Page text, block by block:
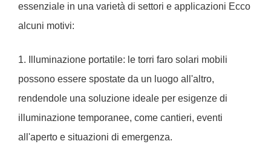
essenziale in una varietà di settori e applicazioni Ecco
alcuni motivi:
1. Illuminazione portatile: le torri faro solari mobili
possono essere spostate da un luogo all'altro,
rendendole una soluzione ideale per esigenze di
illuminazione temporanee, come cantieri, eventi
all'aperto e situazioni di emergenza.